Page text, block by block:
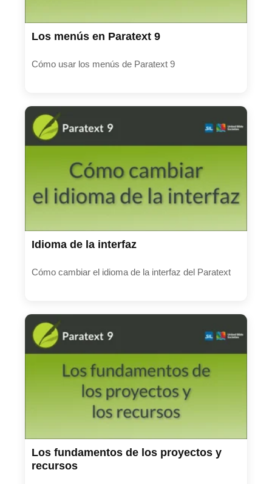
Los menús en Paratext 9
Cómo usar los menús de Paratext 9
Idioma de la interfaz
Cómo cambiar el idioma de la interfaz del Paratext
Los fundamentos de los proyectos y
recursos